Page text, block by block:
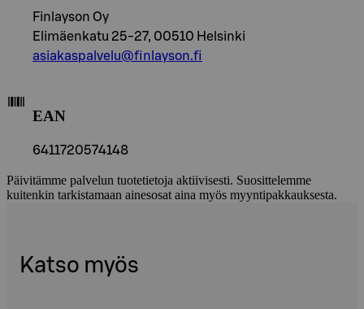
Finlayson Oy
Elimäenkatu 25-27, 00510 Helsinki
asiakaspalvelu@finlayson.fi
EAN
6411720574148
Päivitämme palvelun tuotetietoja aktiivisesti. Suosittelemme
kuitenkin tarkistamaan ainesosat aina myös myyntipakkauksesta.
Katso myös